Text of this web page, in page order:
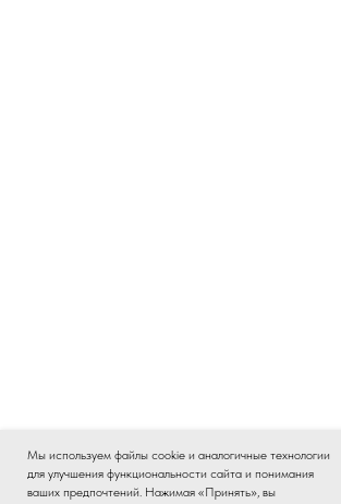
Мы используем файлы cookie и аналогичные технологии
для улучшения функциональности сайта и понимания
ваших предпочтений. Нажимая «Принять», вы